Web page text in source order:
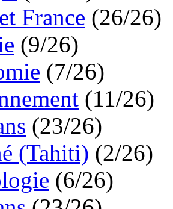
France (26/26)
(9/26)
(7/26)
(11/26)
(23/26)
(Tahiti) (2/26)
(6/26)